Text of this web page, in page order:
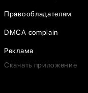
Правообладателям
DMCA complain
Реклама
Скачать приложение